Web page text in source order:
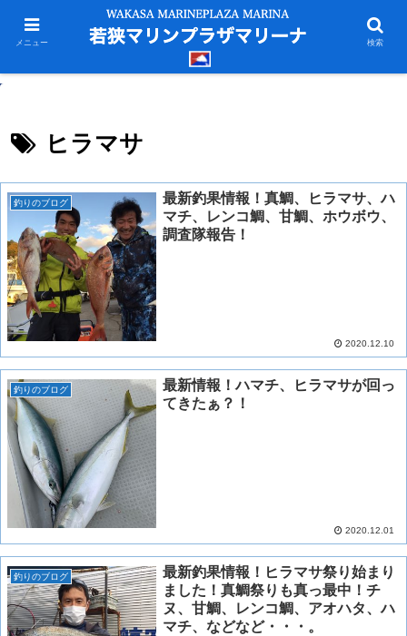
ヒラマサ
釣りのブログ
最新釣果情報！真鯛、ヒラマサ、ハ
マチ、レンコ鯛、甘鯛、ホウボウ、
調査隊報告！
2020.12.10
釣りのブログ
最新情報！ハマチ、ヒラマサが回っ
てきたぁ？！
2020.12.01
釣りのブログ
最新釣果情報！ヒラマサ祭り始まり
ました！真鯛祭りも真っ最中！チ
ヌ、甘鯛、レンコ鯛、アオハタ、ハ
マチ、などなど・・・。
メニュー 検索